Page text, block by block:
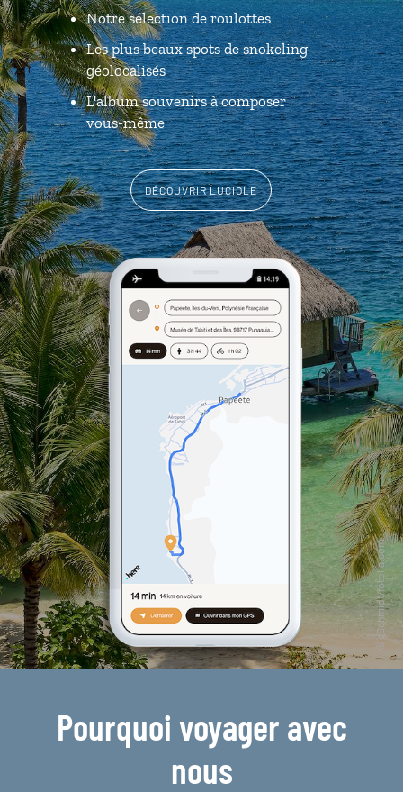
Notre sélection de roulottes
Les plus beaux spots de snokeling
géolocalisés
L'album souvenirs à composer
vous-même
DÉCOUVRIR LUCIOLE
Pourquoi voyager avec
nous